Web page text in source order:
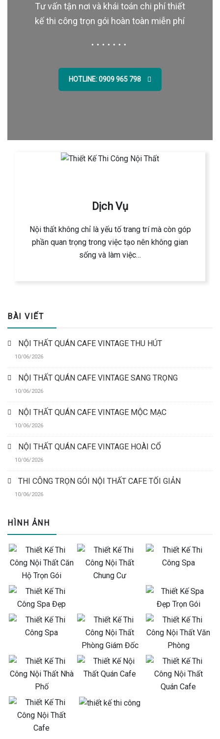
Tư vấn tận nơi và khái toán chi phí thiết
kế thi công trọn gói hoàn toàn miễn phí
HOTLINE: 0909 965 798
Dịch Vụ
Nội thất không chỉ là yếu tố trang trí mà còn góp
phần quan trọng trong việc tạo nên không gian
sống và làm việc…
BÀI VIẾT
NỘI THẤT QUÁN CAFE VINTAGE THU HÚT
10/06/2026
NỘI THẤT QUÁN CAFE VINTAGE SANG TRỌNG
10/06/2026
NỘI THẤT QUÁN CAFE VINTAGE MỘC MẠC
10/06/2026
NỘI THẤT QUÁN CAFE VINTAGE HOÀI CỔ
10/06/2026
THI CÔNG TRỌN GÓI NỘI THẤT CAFE TỐI GIẢN
10/06/2026
HÌNH ẢNH